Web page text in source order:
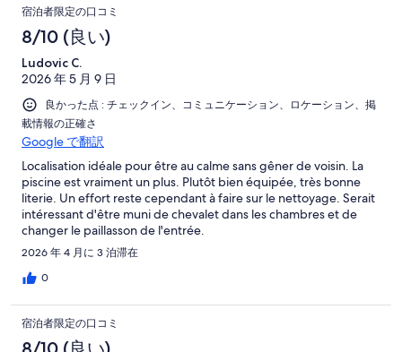
宿泊者限定の口コミ
8/10 (良い)
Ludovic C.
2026 年 5 月 9 日
良かった点 : チェックイン、コミュニケーション、ロケーション、掲
載情報の正確さ
Google で翻訳
Localisation idéale pour être au calme sans gêner de voisin. La
piscine est vraiment un plus. Plutôt bien équipée, très bonne
literie. Un effort reste cependant à faire sur le nettoyage. Serait
intéressant d'être muni de chevalet dans les chambres et de
changer le paillasson de l'entrée.
2026 年 4 月に 3 泊滞在
0
宿泊者限定の口コミ